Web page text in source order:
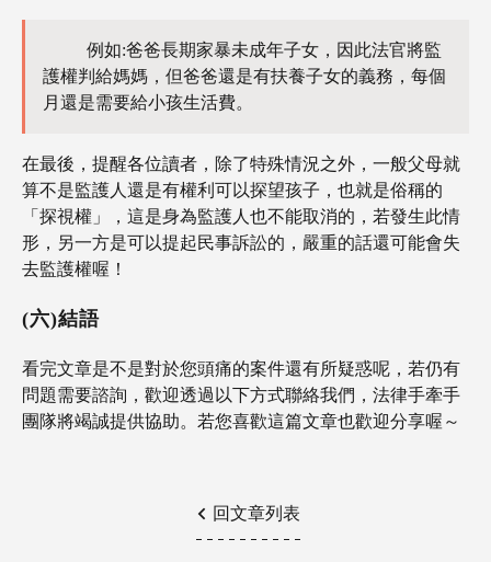
例如:爸爸長期家暴未成年子女，因此法官將監
護權判給媽媽，但爸爸還是有扶養子女的義務，每個
月還是需要給小孩生活費。
在最後，提醒各位讀者，除了特殊情況之外，一般父母就
算不是監護人還是有權利可以探望孩子，也就是俗稱的
「探視權」，這是身為監護人也不能取消的，若發生此情
形，另一方是可以提起民事訴訟的，嚴重的話還可能會失
去監護權喔！
(六)結語
看完文章是不是對於您頭痛的案件還有所疑惑呢，若仍有
問題需要諮詢，歡迎透過以下方式聯絡我們，法律手牽手
團隊將竭誠提供協助。若您喜歡這篇文章也歡迎分享喔～
回文章列表